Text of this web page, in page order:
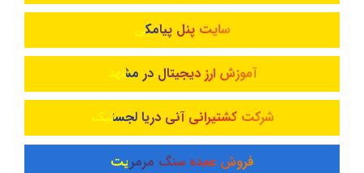
سایت پنل پیامکی
آموزش ارز دیجیتال در مشهد
شرکت کشتیرانی آنی دریا لجستیک
فروش عمده سنگ مرمریت